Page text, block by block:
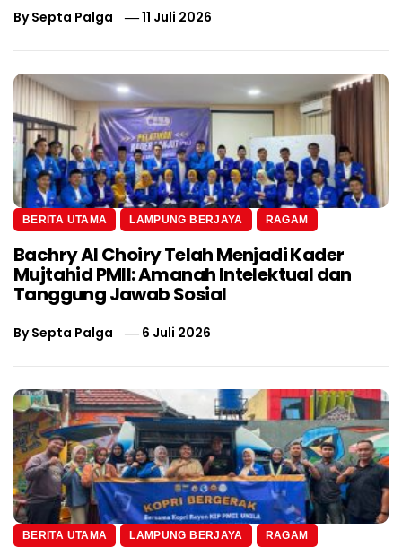
BySepta Palga 11 Juli 2026
BERITA UTAMA LAMPUNG BERJAYA RAGAM
Bachry Al Choiry Telah Menjadi Kader
Mujtahid PMII: Amanah Intelektual dan
Tanggung Jawab Sosial
BySepta Palga 6 Juli 2026
BERITA UTAMA LAMPUNG BERJAYA RAGAM